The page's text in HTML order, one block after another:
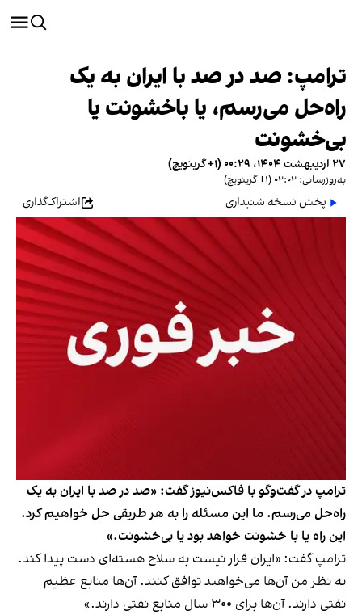
ترامپ: صد در صد با ایران به یک
راه‌حل می‌رسم، یا باخشونت یا
بی‌خشونت
۲۷ اردیبهشت ۱۴۰۴، ۰۰:۲۹ (‎+۱ گرینویچ)
به‌روزرسانی: ۰۲:۰۲ (‎+۱ گرینویچ)
پخش نسخه شنیداری اشتراک‌گذاری
ترامپ در گفت‌وگو با فاکس‌نیوز گفت: «صد در صد با ایران به یک
راه‌حل می‌رسم. ما این مسئله را به هر طریقی حل خواهیم کرد.
این راه یا با خشونت خواهد بود یا بی‌خشونت.»
ترامپ گفت: «ایران قرار نیست به سلاح هسته‌ای دست پیدا کند.
به نظر من آن‌ها می‌خواهند توافق کنند. آن‌ها منابع عظیم
نفتی دارند. آن‌ها برای ۳۰۰ سال منابع نفتی دارند.»